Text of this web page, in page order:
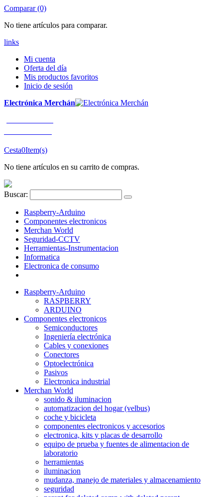
Comparar (0)
No tiene artículos para comparar.
links
Mi cuenta
Oferta del día
Mis productos favoritos
Inicio de sesión
Electrónica Merchán
Cesta0Item(s)
No tiene artículos en su carrito de compras.
Buscar:
Raspberry-Arduino
Componentes electronicos
Merchan World
Seguridad-CCTV
Herramientas-Instrumentacion
Informatica
Electronica de consumo
Raspberry-Arduino
RASPBERRY
ARDUINO
Componentes electronicos
Semiconductores
Ingeniería electrónica
Cables y conexiones
Conectores
Optoelectrónica
Pasivos
Electronica industrial
Merchan World
sonido & iluminacion
automatizacion del hogar (velbus)
coche y bicicleta
componentes electronicos y accesorios
electronica, kits y placas de desarrollo
equipo de prueba y fuentes de alimentacion de
laboratorio
herramientas
iluminacion
mudanza, manejo de materiales y almacenamiento
seguridad